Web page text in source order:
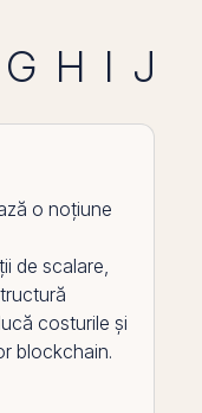
G H I J
o noțiune
de scalare,
costurile și
blockchain.